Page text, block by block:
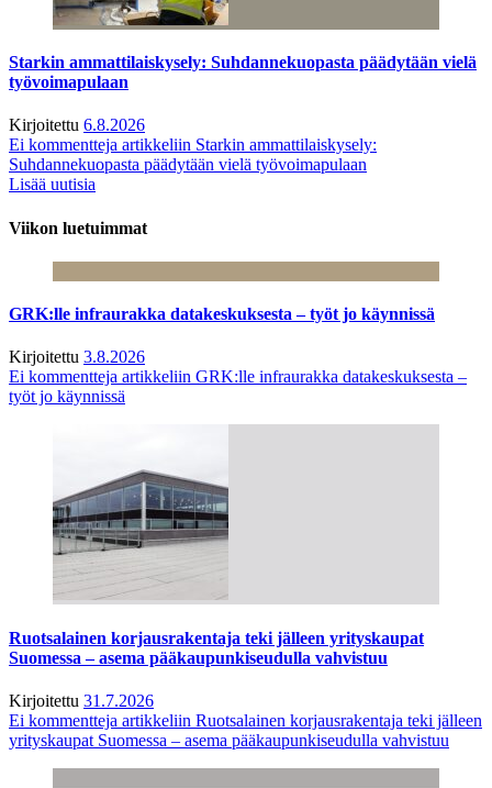
Starkin ammattilaiskysely: Suhdannekuopasta päädytään vielä
työvoimapulaan
Kirjoitettu 6.8.2026
Ei kommentteja artikkeliin Starkin ammattilaiskysely:
Suhdannekuopasta päädytään vielä työvoimapulaan
Lisää uutisia
Viikon luetuimmat
GRK:lle infraurakka datakeskuksesta – työt jo käynnissä
Kirjoitettu 3.8.2026
Ei kommentteja artikkeliin GRK:lle infraurakka datakeskuksesta –
työt jo käynnissä
Ruotsalainen korjausrakentaja teki jälleen yrityskaupat
Suomessa – asema pääkaupunkiseudulla vahvistuu
Kirjoitettu 31.7.2026
Ei kommentteja artikkeliin Ruotsalainen korjausrakentaja teki jälleen
yrityskaupat Suomessa – asema pääkaupunkiseudulla vahvistuu